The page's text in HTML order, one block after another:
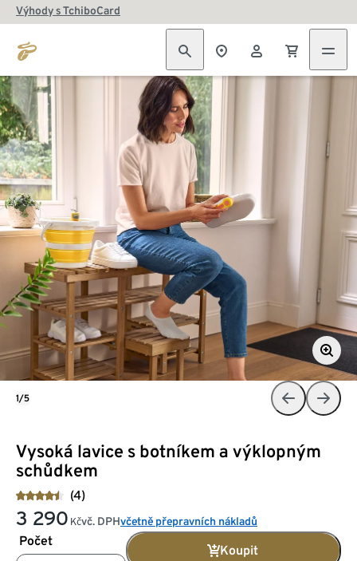
Výhody s TchiboCard
Vysoká lavice s botníkem a výklopným
schůdkem
(4)
3 290 Kčvč. DPHvčetně přepravních nákladů
Počet
Koupit
1/5